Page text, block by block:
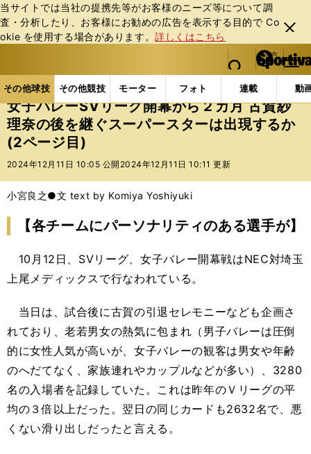
当サイトでは当社の提携先等がお客様のニーズ等について調
査・分析したり、お客様にお勧めの広告を表⽰する⽬的で Co
okie を使⽤する場合があります。詳しくはこちら
閉じ
る
web Sportiva (webスポルティーバ)
検索
マイペ
ー
ジ
メニュ
その他球技 その他競技 モーター フォト 連載 動
ス
ポ
ル
テ
ー
バ
その他球技の記事一覧 バレー 女子バレーSVリーグ
女子バレーSVリーグ開幕から２カ月 古賀紗
理奈の後を継ぐスーパースターは出現するか
(2ページ目)
2024年12月11日 10:05 公開 2024年12月11日 10:11 更新
小宮良之●文 text by Komiya Yoshiyuki
【各チームにパーソナリティのある選手が】
10月12日、SVリーグ、女子バレー開幕戦はNEC対埼玉
上尾メディックスで行なわれている。
当日は、試合後に古賀の引退セレモニーなども企画さ
れており、老若男女の熱気に包まれ（男子バレーは圧倒
的に女性人気が高いが、女子バレーの観客は男女や年齢
のへだてなく、家族連れやカップルなどが多い）、3280
名の入場者を記録していた。これは昨年のＶリーグの平
均の３倍以上だった。翌日の同じカードも2632名で、悪
くない滑り出しだったと言える。